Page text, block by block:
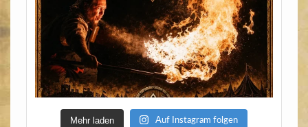
Mehr laden Auf Instagram folgen